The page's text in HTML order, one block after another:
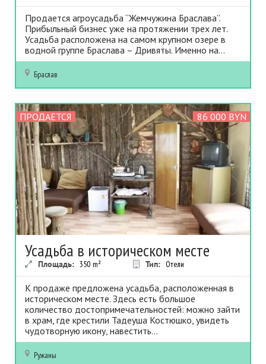
Продается агроусадьба “Жемчужина Браслава”.
Прибыльный бизнес уже на протяжении трех лет.
Усадьба расположена на самом крупном озере в
водной группе Браслава – Дривяты. Именно на...
Браслав
ПРОДАЕТСЯ 86 000 BYN
Усадьба в историческом месте
Площадь: 350 m² Тип: Отели
К продаже предложена усадьба, расположенная в
историческом месте. Здесь есть большое
количество достопримечательностей: можно зайти
в храм, где крестили Тадеуша Костюшко, увидеть
чудотворную икону, навестить...
Ружаны